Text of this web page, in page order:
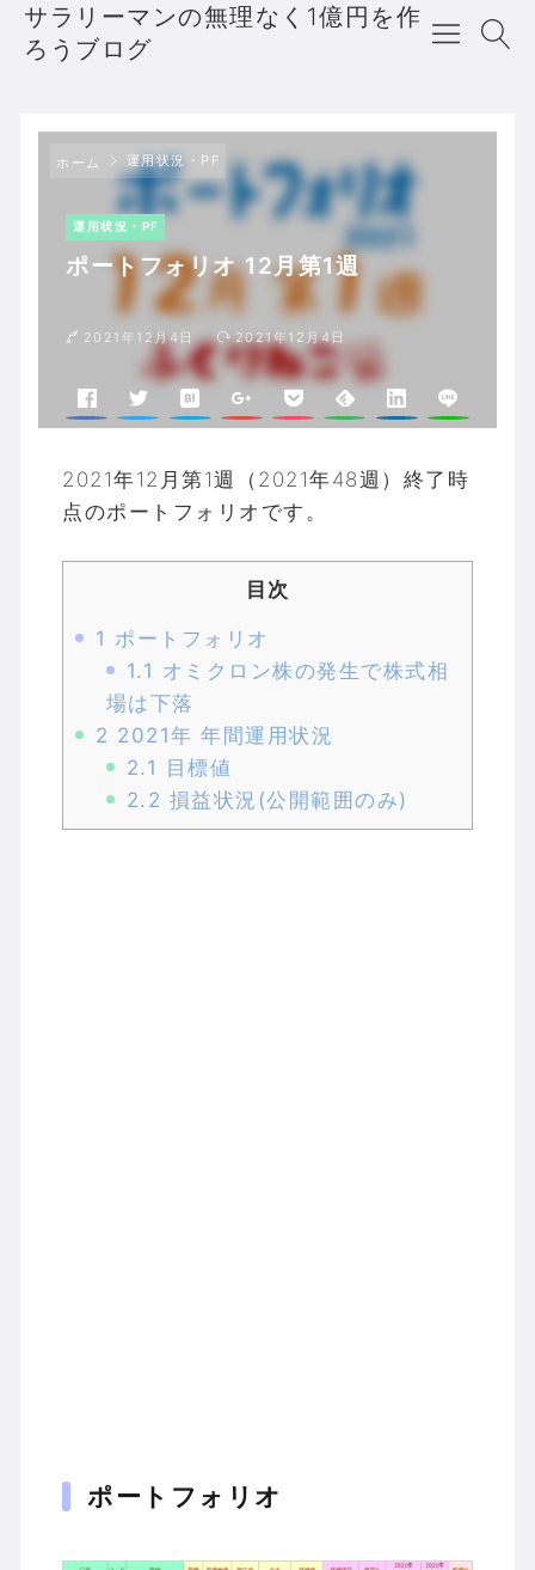
サラリーマンの無理なく1億円を作
ろうブログ
ホーム 運用状況・PF
運用状況・PF
ポートフォリオ 12月第1週
2021年12月4日 2021年12月4日
2021年12月第1週（2021年48週）終了時
点のポートフォリオです。
目次
1 ポートフォリオ
1.1 オミクロン株の発生で株式相
場は下落
2 2021年 年間運用状況
2.1
目標値
2.2 損益状況(公開範囲のみ)
ポートフォリオ